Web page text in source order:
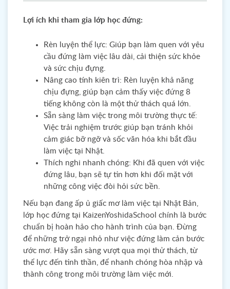
Lợi ích khi tham gia lớp học đứng:
Rèn luyện thể lực: Giúp bạn làm quen với yêu
cầu đứng làm việc lâu dài, cải thiện sức khỏe
và sức chịu đựng.
Nâng cao tính kiên trì: Rèn luyện khả năng
chịu đựng, giúp bạn cảm thấy việc đứng 8
tiếng không còn là một thử thách quá lớn.
Sẵn sàng làm việc trong môi trường thực tế:
Việc trải nghiệm trước giúp bạn tránh khỏi
cảm giác bỡ ngỡ và sốc văn hóa khi bắt đầu
làm việc tại Nhật.
Thích nghi nhanh chóng: Khi đã quen với việc
đứng lâu, bạn sẽ tự tin hơn khi đối mặt với
những công việc đòi hỏi sức bền.
Nếu bạn đang ấp ủ giấc mơ làm việc tại Nhật Bản,
lớp học đứng tại KaizenYoshidaSchool chính là bước
chuẩn bị hoàn hảo cho hành trình của bạn. Đừng
để những trở ngại nhỏ như việc đứng làm cản bước
ước mơ. Hãy sẵn sàng vượt qua mọi thử thách, từ
thể lực đến tinh thần, để nhanh chóng hòa nhập và
thành công trong môi trường làm việc mới.